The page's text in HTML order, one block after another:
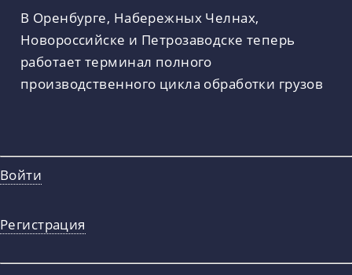
В Оренбурге, Набережных Челнах,
Новороссийске и Петрозаводске теперь
работает терминал полного
производственного цикла обработки грузов
Войти
Регистрация